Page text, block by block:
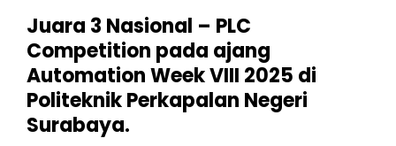
Juara 3 Nasional – PLC
Competition pada ajang
Automation Week VIII 2025 di
Politeknik Perkapalan Negeri
Surabaya.